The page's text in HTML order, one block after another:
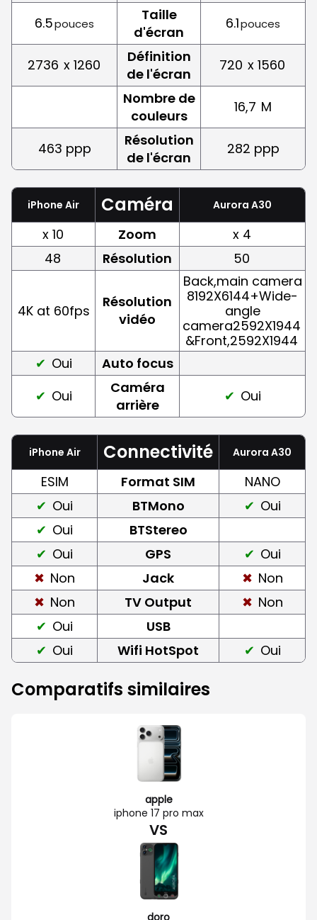
6.5pouces
Taille
d'écran
6.1pouces
2736 x 1260
Définition
de l'écran
720 x 1560
Nombre de
couleurs
16,7 M
463 ppp
Résolution
de l'écran
282 ppp
iPhone Air Caméra Aurora A30
x 10 Zoom
x 4
48
Résolution 50
4K at 60fps
Résolution
vidéo
Back,main camera
8192X6144+Wide-
angle
camera2592X1944
&Front,2592X1944
Oui
Auto focus
Oui
Caméra
arrière
Oui
iPhone Air Connectivité Aurora A30
ESIM Format SIM
NANO
Oui
BTMono
Oui
Oui
BTStereo
Oui
GPS
Oui
Non
Jack
Non
Non
TV Output
Non
Oui
USB
Oui
Wifi HotSpot Oui
Comparatifs similaires
apple
iphone 17 pro max
VS
doro